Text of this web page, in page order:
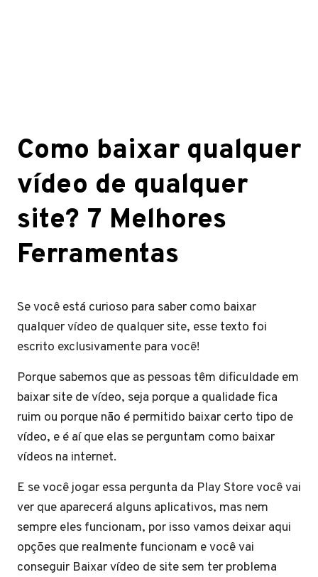
Como baixar qualquer
vídeo de qualquer
site? 7 Melhores
Ferramentas
Se você está curioso para saber como baixar
qualquer vídeo de qualquer site, esse texto foi
escrito exclusivamente para você!
Porque sabemos que as pessoas têm dificuldade em
baixar site de vídeo, seja porque a qualidade fica
ruim ou porque não é permitido baixar certo tipo de
vídeo, e é aí que elas se perguntam como baixar
vídeos na internet.
E se você jogar essa pergunta da Play Store você vai
ver que aparecerá alguns aplicativos, mas nem
sempre eles funcionam, por isso vamos deixar aqui
opções que realmente funcionam e você vai
conseguir Baixar vídeo de site sem ter problema